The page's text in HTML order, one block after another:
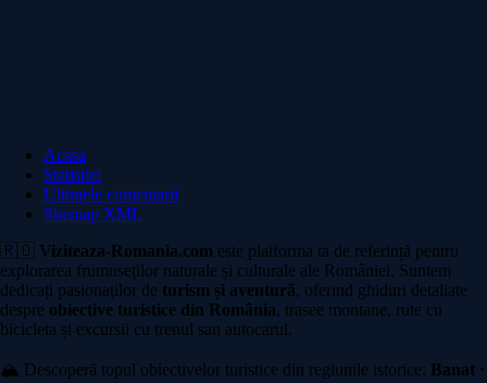
Acasa
Statistici
Ultimele comentarii
Sitemap XML
🇷🇴 Viziteaza-Romania.com este platforma ta de referință pentru
explorarea frumuseților naturale și culturale ale României. Suntem
dedicați pasionaților de turism și aventură, oferind ghiduri detaliate
despre obiective turistice din România, trasee montane, rute cu
bicicleta și excursii cu trenul sau autocarul.
🏔️ Descoperă topul obiectivelor turistice din regiunile istorice: Banat ·